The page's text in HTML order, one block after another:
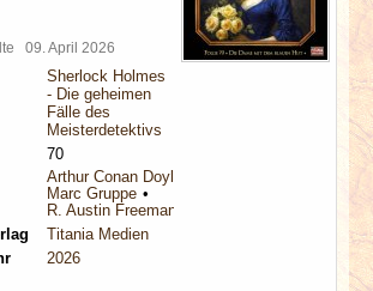
09. April 2026
Sherlock Holmes
- Die geheimen
Fälle des
Meisterdetektivs
70
Arthur Conan Doyle
Marc Gruppe
R. Austin Freeman
Titania Medien
2026